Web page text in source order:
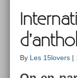
By Les 15lovers |